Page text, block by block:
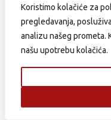
Koristimo kolačiće za
pregledavanja,
analizu našeg prometa.
našu upotrebu kolačića.
Od Okusi
Objavljeno:
Datulje